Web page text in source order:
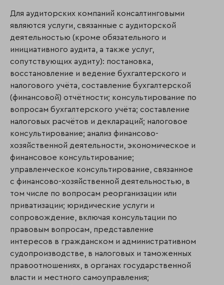
Для аудиторских компаний консалтинговыми
являются услуги, связанные с аудиторской
деятельностью (кроме обязательного и
инициативного аудита, а также услуг,
сопутствующих аудиту): постановка,
восстановление и ведение бухгалтерского и
налогового учёта, составление бухгалтерской
(финансовой) отчётности; консультирование по
вопросам бухгалтерского учёта; составление
налоговых расчётов и деклараций; налоговое
консультирование; анализ финансово-
хозяйственной деятельности, экономическое и
финансовое консультирование;
управленческое консультирование, связанное
с финансово-хозяйственной деятельностью, в
том числе по вопросам реорганизации или
приватизации; юридические услуги и
сопровождение, включая консультации по
правовым вопросам, представление
интересов в гражданском и административном
судопроизводстве, в налоговых и таможенных
правоотношениях, в органах государственной
власти и местного самоуправления;